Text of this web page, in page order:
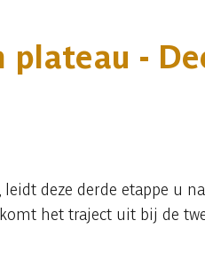
plateau -
deze derde etappe u
het traject uit bij de